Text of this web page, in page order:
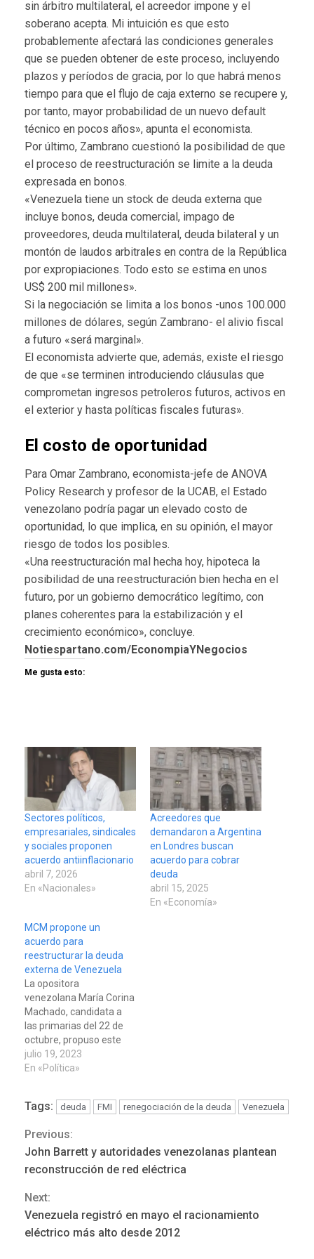
sin árbitro multilateral, el acreedor impone y el
soberano acepta. Mi intuición es que esto
probablemente afectará las condiciones generales
que se pueden obtener de este proceso, incluyendo
plazos y períodos de gracia, por lo que habrá menos
tiempo para que el flujo de caja externo se recupere y,
por tanto, mayor probabilidad de un nuevo default
técnico en pocos años», apunta el economista.
Por último, Zambrano cuestionó la posibilidad de que
el proceso de reestructuración se limite a la deuda
expresada en bonos.
«Venezuela tiene un stock de deuda externa que
incluye bonos, deuda comercial, impago de
proveedores, deuda multilateral, deuda bilateral y un
montón de laudos arbitrales en contra de la República
por expropiaciones. Todo esto se estima en unos
US$ 200 mil millones».
Si la negociación se limita a los bonos -unos 100.000
millones de dólares, según Zambrano- el alivio fiscal
a futuro «será marginal».
El economista advierte que, además, existe el riesgo
de que «se terminen introduciendo cláusulas que
comprometan ingresos petroleros futuros, activos en
el exterior y hasta políticas fiscales futuras».
El costo de oportunidad
Para Omar Zambrano, economista-jefe de ANOVA
Policy Research y profesor de la UCAB, el Estado
venezolano podría pagar un elevado costo de
oportunidad, lo que implica, en su opinión, el mayor
riesgo de todos los posibles.
«Una reestructuración mal hecha hoy, hipoteca la
posibilidad de una reestructuración bien hecha en el
futuro, por un gobierno democrático legítimo, con
planes coherentes para la estabilización y el
crecimiento económico», concluye.
Notiespartano.com/EconompiaYNegocios
Me gusta esto:
Sectores políticos,
empresariales, sindicales
y sociales proponen
acuerdo antiinflacionario
abril 7, 2026
En «Nacionales»
Acreedores que
demandaron a Argentina
en Londres buscan
acuerdo para cobrar
deuda
abril 15, 2025
En «Economía»
MCM propone un
acuerdo para
reestructurar la deuda
externa de Venezuela
La opositora
venezolana María Corina
Machado, candidata a
las primarias del 22 de
octubre, propuso este
martes un acuerdo para
reestructurar la deuda
financieramente
conveniente para las
partes y que contemple
un pago asequible bajo
julio 19, 2023
En «Política»
Tags: deuda FMI renegociación de la deuda Venezuela
Continue
Reading
Previous:
John Barrett y autoridades venezolanas plantean
reconstrucción de red eléctrica
Next:
Venezuela registró en mayo el racionamiento
eléctrico más alto desde 2012
Hutíes de Yemen dicen que
atacaron dos petroleros
sauditas
REGIONALES ÚLTIMA HORA
Instituciones estadales se